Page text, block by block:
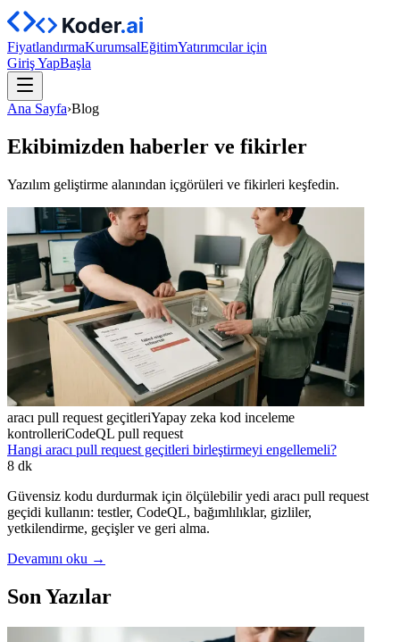
FiyatlandırmaKurumsalEğitimYatırımcılar için
Giriş YapBaşla
Ana Sayfa›Blog
Ekibimizden haberler ve fikirler
Yazılım geliştirme alanından içgörüleri ve fikirleri keşfedin.
aracı pull request geçitleriYapay zeka kod inceleme
kontrolleriCodeQL pull request
Hangi aracı pull request geçitleri birleştirmeyi engellemeli?
8 dk
Güvensiz kodu durdurmak için ölçülebilir yedi aracı pull request
geçidi kullanın: testler, CodeQL, bağımlılıklar, gizliler,
yetkilendirme, geçişler ve geri alma.
Devamını oku →
Son Yazılar